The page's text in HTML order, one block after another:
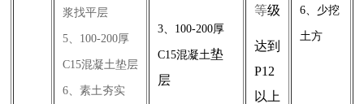
浆找平层
5、100-200厚
C15混凝土垫层
6、素土夯实
3、100-200厚
C15混凝土垫
层
等级
达到
P12
以上
6、少挖
土方